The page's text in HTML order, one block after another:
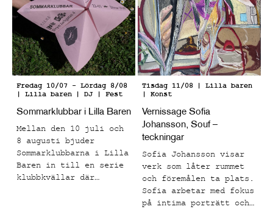
Fredag 10/07 - Lördag 8/08
| Lilla baren | DJ | Fest
Sommarklubbar i Lilla Baren
Mellan den 10 juli och
8 augusti bjuder
Sommarklubbarna i Lilla
Baren in till en serie
klubbkvällar där
Tisdag 11/08 | Lilla baren
| Konst
Vernissage Sofia
Johansson, Souf –
teckningar
Sofia Johansson visar
verk som låter rummet
och föremålen ta plats.
Sofia arbetar med fokus
på intima porträtt och